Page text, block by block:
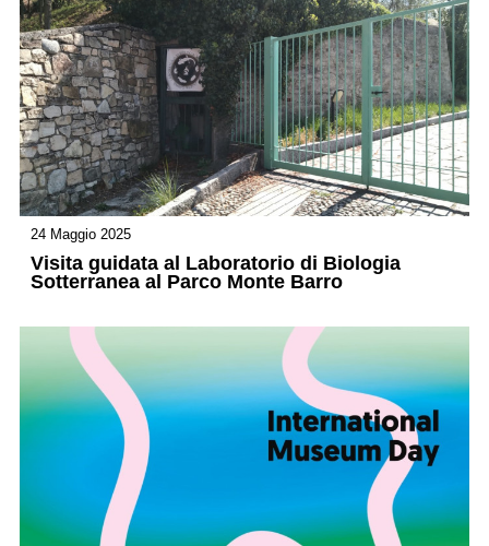
24 Maggio 2025
Visita guidata al Laboratorio di Biologia
Sotterranea al Parco Monte Barro